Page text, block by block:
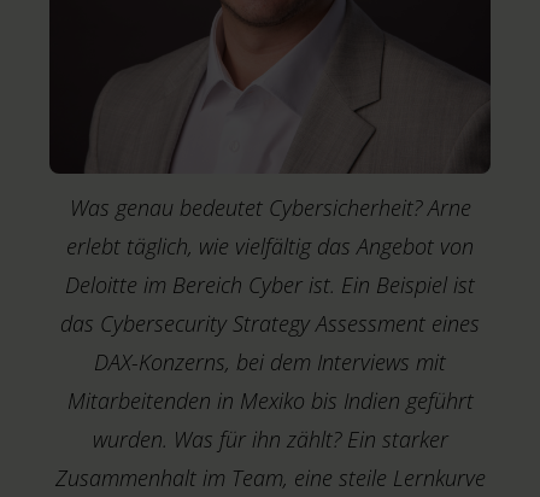
Was genau bedeutet Cybersicherheit? Arne
erlebt täglich, wie vielfältig das Angebot von
Deloitte im Bereich Cyber ist. Ein Beispiel ist
das Cybersecurity Strategy Assessment eines
DAX-Konzerns, bei dem Interviews mit
Mitarbeitenden in Mexiko bis Indien geführt
wurden. Was für ihn zählt? Ein starker
Zusammenhalt im Team, eine steile Lernkurve